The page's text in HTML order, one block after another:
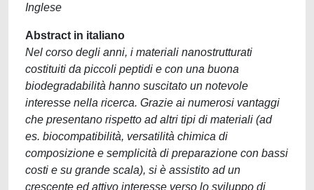
Inglese
Abstract in italiano
Nel corso degli anni, i materiali nanostrutturati
costituiti da piccoli peptidi e con una buona
biodegradabilità hanno suscitato un notevole
interesse nella ricerca. Grazie ai numerosi vantaggi
che presentano rispetto ad altri tipi di materiali (ad
es. biocompatibilità, versatilità chimica di
composizione e semplicità di preparazione con bassi
costi e su grande scala), si è assistito ad un
crescente ed attivo interesse verso lo sviluppo di